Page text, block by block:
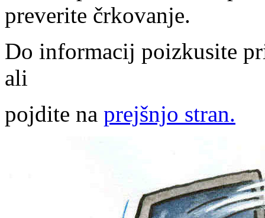
preverite črkovanje.
Do informacij poizkusite
ali
pojdite na prejšnjo stran.